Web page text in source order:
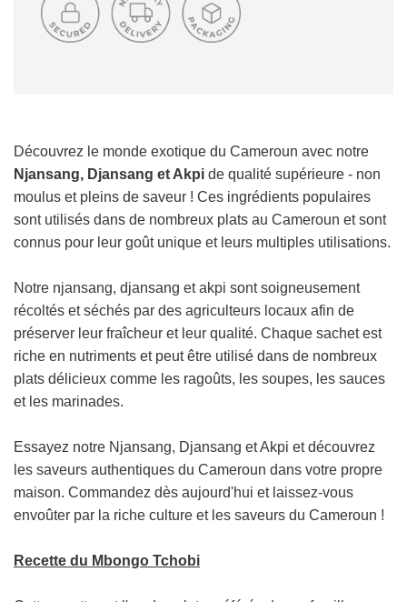
G
N
C
O
R
S
.
Découvrez le monde exotique du Cameroun avec notre
Njansang, Djansang et Akpi de qualité supérieure - non
moulus et pleins de saveur ! Ces ingrédients populaires
sont utilisés dans de nombreux plats au Cameroun et sont
connus pour leur goût unique et leurs multiples utilisations.
Notre njansang, djansang et akpi sont soigneusement
récoltés et séchés par des agriculteurs locaux afin de
préserver leur fraîcheur et leur qualité. Chaque sachet est
riche en nutriments et peut être utilisé dans de nombreux
plats délicieux comme les ragoûts, les soupes, les sauces
et les marinades.
Essayez notre Njansang, Djansang et Akpi et découvrez
les saveurs authentiques du Cameroun dans votre propre
maison. Commandez dès aujourd'hui et laissez-vous
envoûter par la riche culture et les saveurs du Cameroun !
Recette du Mbongo Tchobi